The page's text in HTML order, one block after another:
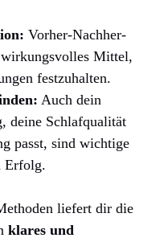
Vorher-Nachher-
Mittel,
festzuhalten.
Auch dein
deine Schlafqualität
passt, sind wichtige
Erfolg.
liefert dir die
klares und